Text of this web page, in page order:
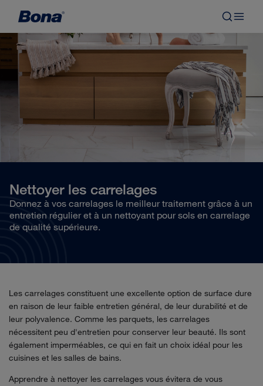
Nettoyer les carrelages
Donnez à vos carrelages le meilleur traitement grâce à un
entretien régulier et à un nettoyant pour sols en carrelage
de qualité supérieure.
Les carrelages constituent une excellente option de surface dure
en raison de leur faible entretien général, de leur durabilité et de
leur polyvalence. Comme les parquets, les carrelages
nécessitent peu d'entretien pour conserver leur beauté. Ils sont
également imperméables, ce qui en fait un choix idéal pour les
cuisines et les salles de bains.
Apprendre à nettoyer les carrelages vous évitera de vous